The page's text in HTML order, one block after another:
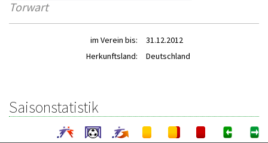
Torwart
im Verein bis:
31.12.2012
Herkunftsland:
Deutschland
Saisonstatistik